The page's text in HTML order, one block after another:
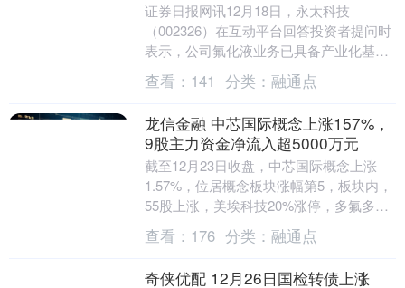
证券日报网讯12月18日，永太科技
（002326）在互动平台回答投资者提问时
表示，公司氟化液业务已具备产业化基
础，并初步形成小规模订单，目前占整体
营收比重较小。....
查看： 141 分类： 融通点
龙信金融 中芯国际概念上涨157%，
9股主力资金净流入超5000万元
截至12月23日收盘，中芯国际概念上涨
1.57%，位居概念板块涨幅第5，板块内，
55股上涨，美埃科技20%涨停，多氟多、
快克智能、圣晖集成等涨停，天华新能、
盛剑....
查看： 176 分类： 融通点
奇侠优配 12月26日国检转债上涨